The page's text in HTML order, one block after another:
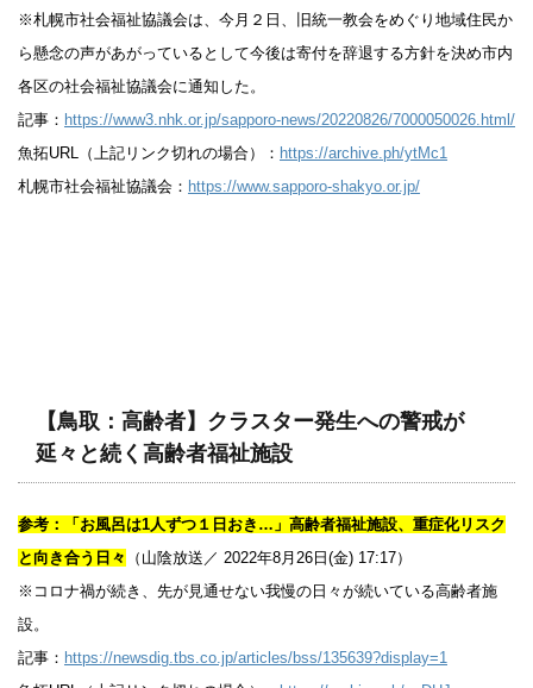
※札幌市社会福祉協議会は、今月２日、旧統一教会をめぐり地域住民か
ら懸念の声があがっているとして今後は寄付を辞退する方針を決め市内
各区の社会福祉協議会に通知した。
記事： https://www3.nhk.or.jp/sapporo-news/20220826/7000050026.html/
魚拓URL（上記リンク切れの場合）： https://archive.ph/ytMc1
札幌市社会福祉協議会： https://www.sapporo-shakyo.or.jp/
【鳥取：高齢者】クラスター発生への警戒が
延々と続く高齢者福祉施設
参考：「お風呂は1人ずつ１日おき…」高齢者福祉施設、重症化リスク
と向き合う日々
（山陰放送／ 2022年8月26日(金) 17:17）
※コロナ禍が続き、先が見通せない我慢の日々が続いている高齢者施
設。
記事： https://newsdig.tbs.co.jp/articles/bss/135639?display=1